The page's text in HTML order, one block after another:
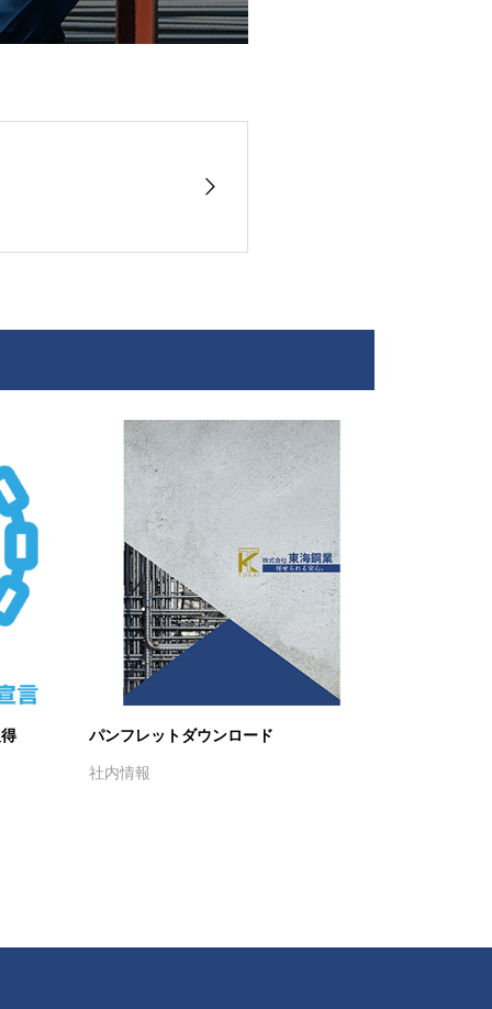
パンフレットダウンロード
社内情報